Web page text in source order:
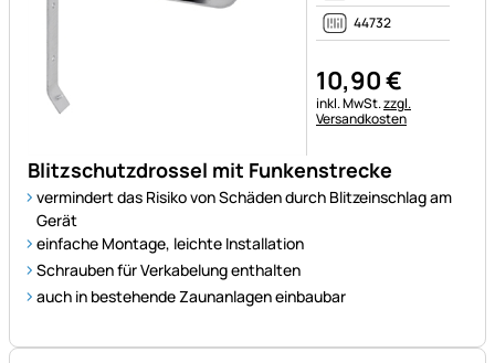
Blitzschutzdrossel mit Funkenstrecke
vermindert das Risiko von Schäden durch Blitzeinschlag am
Gerät
einfache Montage, leichte Installation
Schrauben für Verkabelung enthalten
auch in bestehende Zaunanlagen einbaubar
44732
10,90€
Steuerhinweis:
inkl. MwSt.zzgl.
Versandkosten